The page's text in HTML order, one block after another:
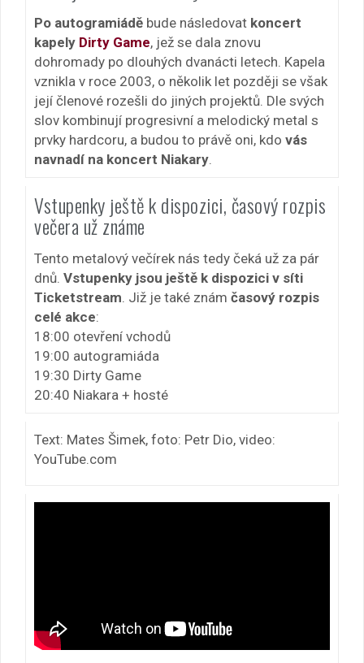
Po autogramiádě bude následovat koncert
kapely Dirty Game, jež se dala znovu
dohromady po dlouhých dvanácti letech. Kapela
vznikla v roce 2003, o několik let později se však
její členové rozešli do jiných projektů. Dle svých
slov kombinují progresivní a melodický metal s
prvky hardcoru, a budou to právě oni, kdo vás
navnadí na koncert Niakary
Vstupenky ještě k dispozici, časový rozpis
večera už známe
Tento metalový večírek nás tedy čeká už za pár
dnů. Vstupenky jsou ještě k dispozici v síti
Ticketstream . Již je také znám časový rozpis
celé akce:
18:00 otevření vchodů
19:00 autogramiáda
19:30 Dirty Game
20:40 Niakara + hosté
Text: Mates Šimek, foto: Petr Dio, video:
YouTube.com